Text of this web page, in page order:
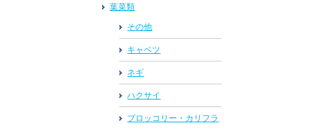
葉菜類
その他
キャベツ
ネギ
ハクサイ
ブロッコリー・カリフラ